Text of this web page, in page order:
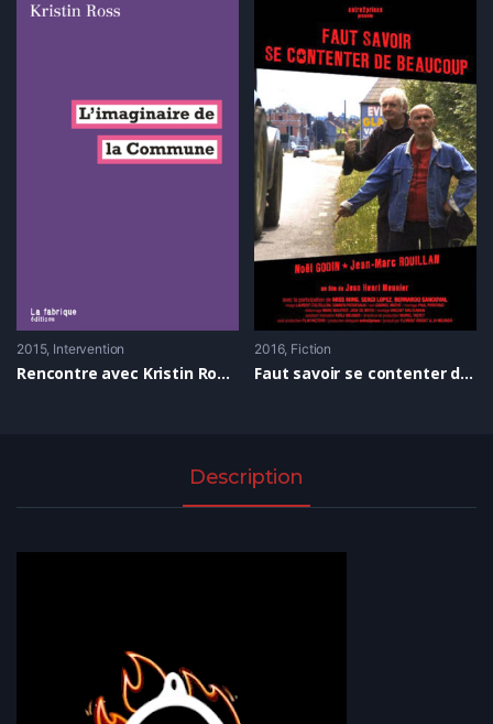
2015 Intervention
Rencontre avec Kristin Ross autour de “L’imaginaire de la Commune”
2016 Fiction
Faut savoir se contenter de beaucoup
Description